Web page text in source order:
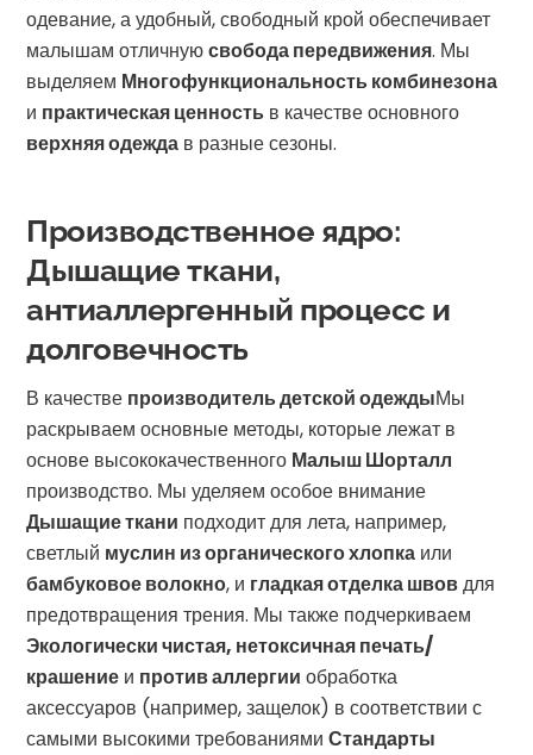
одевание, а удобный, свободный крой обеспечивает
малышам отличнуюсвобода передвижения. Мы
выделяем Многофункциональность комбинезона
и практическая ценность в качестве основного
верхняя одежда в разные сезоны.
Производственное ядро:
Дышащие ткани,
антиаллергенный процесс и
долговечность
В качестве производитель детской одеждыМы
раскрываем основные методы, которые лежат в
основе высококачественного Малыш Шорталл
производство. Мы уделяем особое внимание
Дышащие ткани подходит для лета, например,
светлый муслин из органического хлопка или
бамбуковое волокно, и гладкая отделка швовдля
предотвращения трения. Мы также подчеркиваем
Экологически чистая, нетоксичная печать/
крашение и против аллергии обработка
аксессуаров (например, защелок) в соответствии с
самыми высокими требованиямиСтандарты